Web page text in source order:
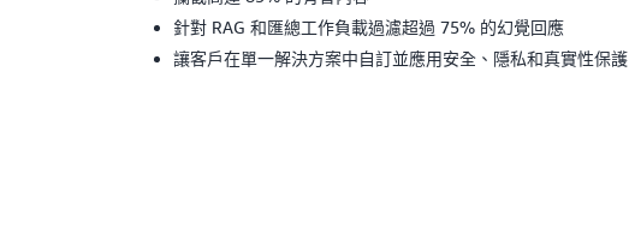
針對 RAG 和匯總工作負載過濾超過 75% 的幻覺回應
讓客戶在單一解決方案中自訂並應用安全、隱私和真實性保護